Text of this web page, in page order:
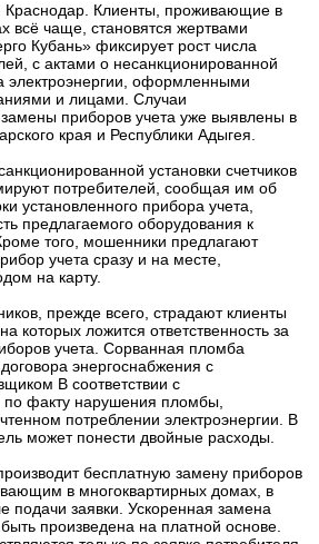
Краснодар. Клиенты, проживающие в
всё чаще, становятся жертвами
Кубань» фиксирует рост числа
с актами о несанкционированной
электроэнергии, оформленными
и лицами. Случаи
приборов учета уже выявлены в
края и Республики Адыгея.
установки счетчиков
потребителей, сообщая им об
установленного прибора учета,
предлагаемого оборудования к
того, мошенники предлагают
учета сразу и на месте,
на карту.
прежде всего, страдают клиенты
которых ложится ответственность за
учета. Сорванная пломба
энергоснабжения с
В соответствии с
по факту нарушения пломбы,
потреблении электроэнергии. В
может понести двойные расходы.
бесплатную замену приборов
в многоквартирных домах, в
подачи заявки. Ускоренная замена
произведена на платной основе.